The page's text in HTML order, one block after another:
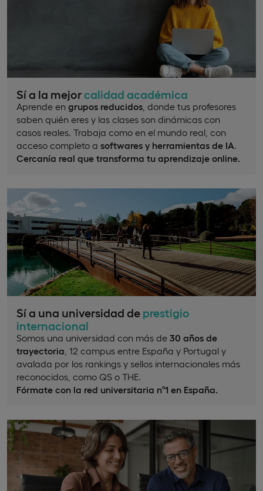
Sí a la mejorcalidad académica
Aprende en grupos reducidos , donde tus profesores
saben quién eres y las clases son dinámicas con
casos reales. Trabaja como en el mundo real, con
acceso completo a softwares y herramientas de IA.
Cercanía real que transforma tu aprendizaje online.
Sí a una universidad de prestigio
internacional
Somos una universidad con más de 30 años de
trayectoria , 12 campus entre España y Portugal y
avalada por los rankings y sellos internacionales más
reconocidos, como QS o THE.
Fórmate con la red universitaria nº1 en España.